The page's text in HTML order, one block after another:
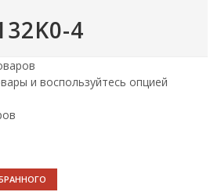
4
и воспользуйтесь опцией